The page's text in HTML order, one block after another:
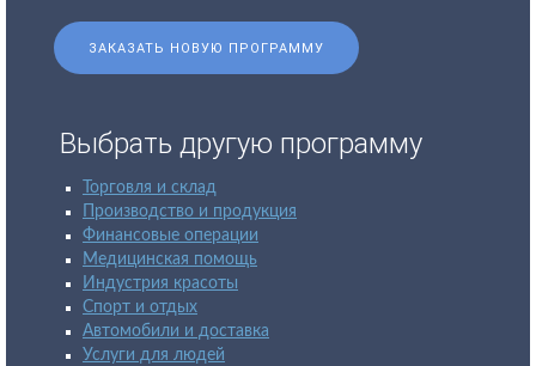
ЗАКАЗАТЬ НОВУЮ ПРОГРАММУ
Выбрать другую программу
Торговля и склад
Производство и продукция
Финансовые операции
Медицинская помощь
Индустрия красоты
Спорт и отдых
Автомобили и доставка
Услуги для людей